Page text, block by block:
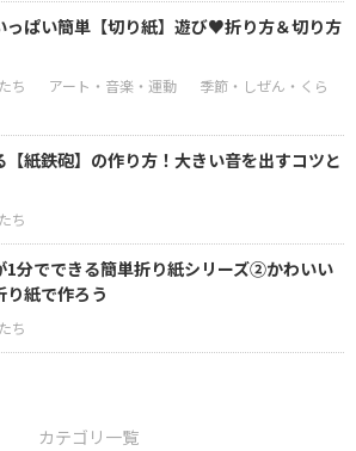
っぱい簡単【切り紙】遊び♥折り方＆切り方
【紙鉄砲】の作り方！大きい音を出すコツと
1分でできる簡単折り紙シリーズ②かわいい
り紙で作ろう
カテゴリ一覧